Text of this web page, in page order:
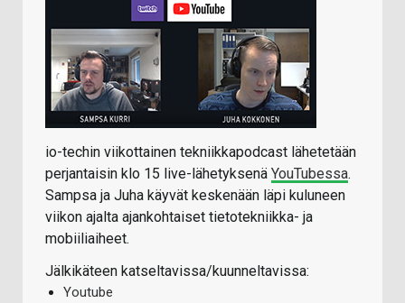
io-techin viikottainen tekniikkapodcast lähetetään
perjantaisin klo 15 live-lähetyksenä YouTubessa.
Sampsa ja Juha käyvät keskenään läpi kuluneen
viikon ajalta ajankohtaiset tietotekniikka- ja
mobiiliaiheet.
Jälkikäteen katseltavissa/kuunneltavissa:
Youtube